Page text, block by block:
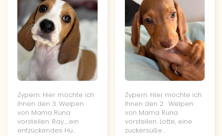
Zypern: Hier möchte ich
Ihnen den 3. Welpen
von Mama Runa
vorstellen. Ray.....ein
entzückendes Hu…
Zypern: Hier möchte ich
Ihnen den 2. Welpen
von Mama Runa
vorstellen. Lotte, eine
zuckersüße…